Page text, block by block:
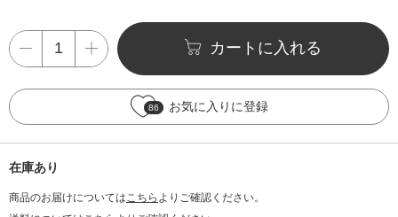
カートに入れる
86 お気に入りに登録
在庫あり
商品のお届けについては こちら よりご確認ください。